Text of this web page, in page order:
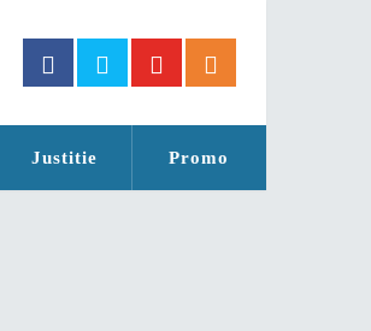
Justitie Promo